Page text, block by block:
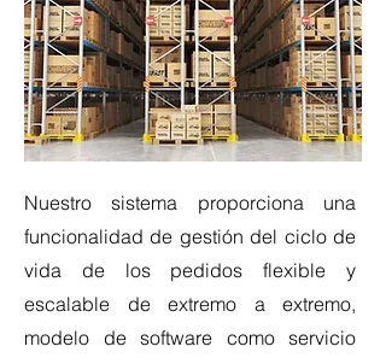
Nuestro sistema proporciona una
funcionalidad de gestión del ciclo de
vida de los pedidos flexible y
escalable de extremo a extremo,
modelo de software como servicio